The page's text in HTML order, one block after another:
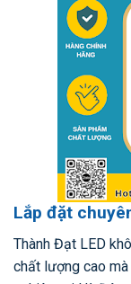
Lắp đặt
Thành Đạt LED
chất lượng cao